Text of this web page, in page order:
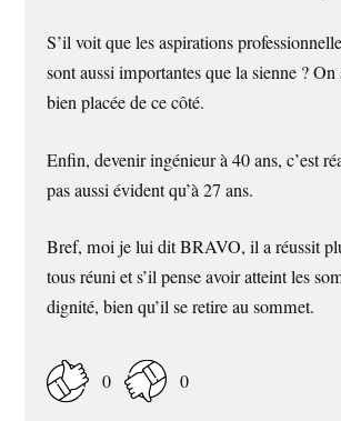
S’il voit que les aspirations
sont aussi importantes que la sienne ? On
bien placée de ce côté.
Enfin, devenir ingénieur à 40 ans, c’est
pas aussi évident qu’à 27 ans.
Bref, moi je lui dit BRAVO, il a réussit
tous réuni et s’il pense avoir atteint les
dignité, bien qu’il se retire au sommet.
0 0